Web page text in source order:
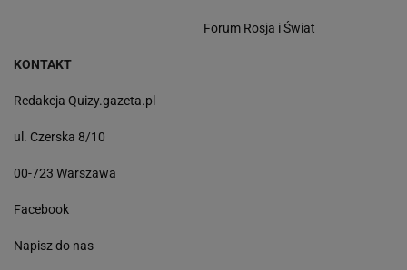
Forum Rosja i Świat
KONTAKT
Redakcja Quizy.gazeta.pl
ul. Czerska 8/10
00-723 Warszawa
Facebook
Napisz do nas